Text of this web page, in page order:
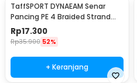
TaffSPORT DYNAEAM Senar
Pancing PE 4 Braided Strand
Fishing Line 100M 0.2 - FM10
Rp17.300
Rp35.900 52%
+ Keranjang